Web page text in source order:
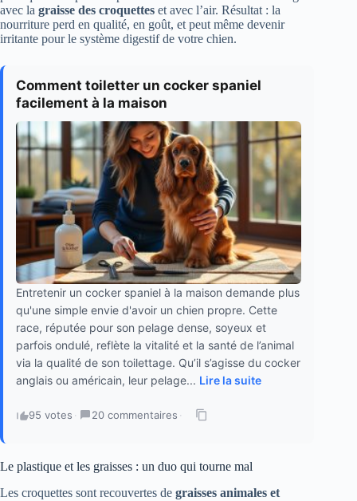
avec la graisse des croquettes et avec l’air. Résultat : la
nourriture perd en qualité, en goût, et peut même devenir
irritante pour le système digestif de votre chien.
Comment toiletter un cocker spaniel
facilement à la maison
Entretenir un cocker spaniel à la maison demande plus
qu'une simple envie d'avoir un chien propre. Cette
race, réputée pour son pelage dense, soyeux et
parfois ondulé, reflète la vitalité et la santé de l’animal
via la qualité de son toilettage. Qu’il s’agisse du cocker
anglais ou américain, leur pelage... Lire la suite
95 votes · 20 commentaires ·
Le plastique et les graisses : un duo qui tourne mal
Les croquettes sont recouvertes de graisses animales et